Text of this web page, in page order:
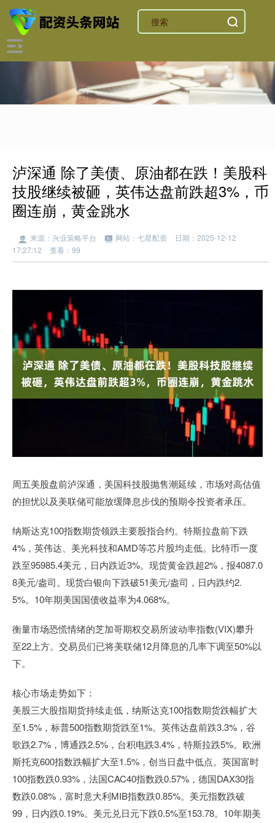
泸深通 除了美债、原油都在跌！美股科
技股继续被砸，英伟达盘前跌超3%，币
圈连崩，黄金跳水
来源：兴业策略平台 网站：七星配资
日期：2025-12-12
17:27:12
查看：99
周五美股盘前泸深通，美国科技股抛售潮延续，市场对高估值
的担忧以及美联储可能放缓降息步伐的预期令投资者承压。
纳斯达克100指数期货领跌主要股指合约。特斯拉盘前下跌
4%，英伟达、美光科技和AMD等芯片股均走低。比特币一度
跌至95985.4美元，日内跌近3%。现货黄金跌超2%，报4087.0
8美元/盎司。现货白银向下跌破51美元/盎司，日内跌约2.
5%。10年期美国国债收益率为4.068%。
衡量市场恐慌情绪的芝加哥期权交易所波动率指数(VIX)攀升
至22上方。交易员们已将美联储12月降息的几率下调至50%以
下。
核心市场走势如下：
美股三大股指期货持续走低，纳斯达克100指数期货跌幅扩大
至1.5%，标普500指数期货跌至1%。英伟达盘前跌3.3%，谷
歌跌2.7%，博通跌2.5%，台积电跌3.4%，特斯拉跌5%。欧洲
斯托克600指数跌幅扩大至1.5%，创当日盘中低点。英国富时
100指数跌0.93%，法国CAC40指数跌0.57%，德国DAX30指
数跌0.08%，富时意大利MIB指数跌0.85%。美元指数跌破
99，日内跌0.19%。美元兑日元下跌0.5%至153.78。10年期美